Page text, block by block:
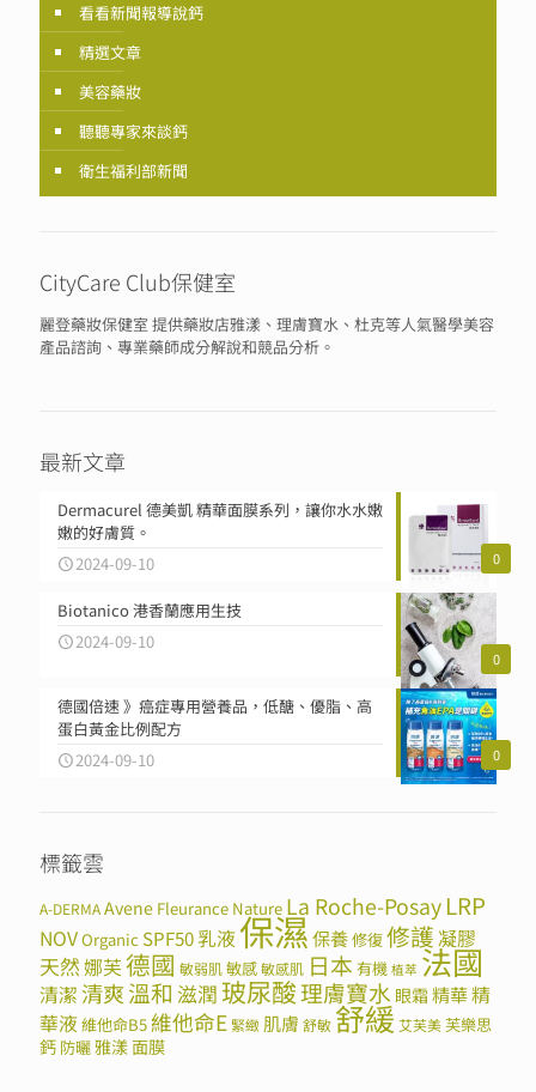
看看新聞報導說鈣
精選文章
美容藥妝
聽聽專家來談鈣
衛生福利部新聞
CityCare Club保健室
麗登藥妝保健室 提供藥妝店雅漾、理膚寶水、杜克等人氣醫學美容
產品諮詢、專業藥師成分解說和競品分析。
最新文章
0
Dermacurel 德美凱 精華面膜系列，讓你水水嫩
嫩的好膚質。
2024-09-10
0
Biotanico 港香蘭應用生技
2024-09-10
0
德國倍速 》癌症專用營養品，低醣、優脂、高
蛋白黃金比例配方
2024-09-10
標籤雲
A-DERMAAvene Fleurance Nature La Roche-PosayLRP
NOVOrganic SPF50乳液保濕保養修復修護凝膠
天然娜芙德國 敏弱肌敏感敏感肌 日本 有機 植萃 法國
清潔清爽溫和 滋潤 玻尿酸理膚寶水 眼霜精華精
華液維他命B5 維他命E 緊緻 肌膚 舒敏 舒緩 艾芙美芙樂思
鈣 防曬雅漾面膜